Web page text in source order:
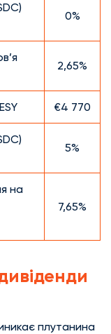
0%
2,65%
€4 770
5%
на
7,65%
плутанина